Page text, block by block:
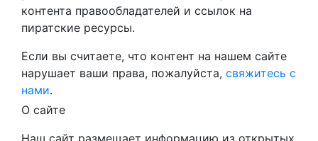
контента правообладателей и ссылок на
пиратские ресурсы.
Если вы считаете, что контент на нашем сайте
нарушает ваши права, пожалуйста, свяжитесь с
нами.
О сайте
Наш сайт размещает информацию из открытых